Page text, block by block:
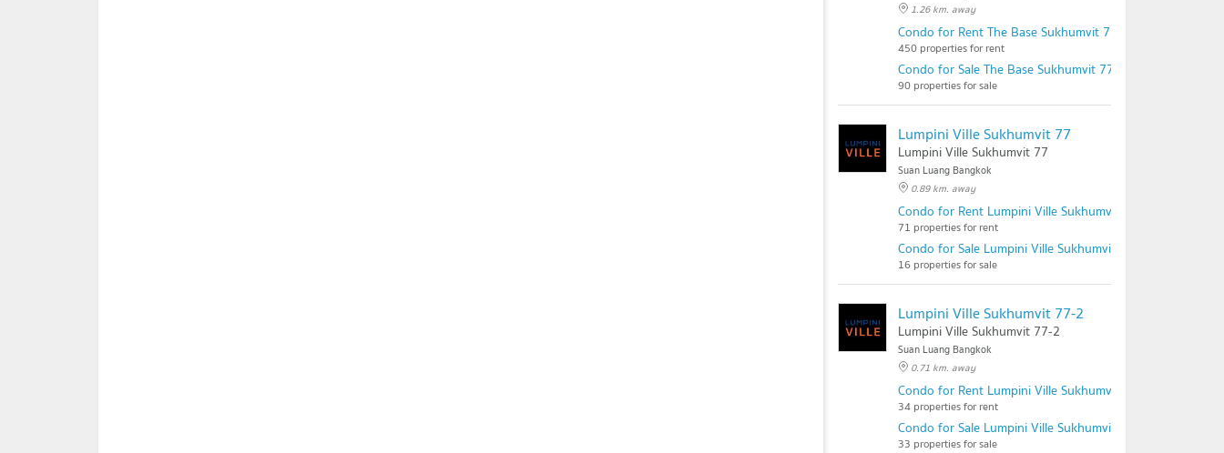
1.26 km. away
Condo for Rent The Base Sukhumvit 77
450 properties for rent
Condo for Sale The Base Sukhumvit 77
90 properties for sale
Lumpini Ville Sukhumvit 77
Lumpini Ville Sukhumvit 77
Suan Luang Bangkok
0.89 km. away
Condo for Rent Lumpini Ville Sukhumvit 77
71 properties for rent
Condo for Sale Lumpini Ville Sukhumvit 77
16 properties for sale
Lumpini Ville Sukhumvit 77-2
Lumpini Ville Sukhumvit 77-2
Suan Luang Bangkok
0.71 km. away
Condo for Rent Lumpini Ville Sukhumvit 77-2
34 properties for rent
Condo for Sale Lumpini Ville Sukhumvit 77-2
33 properties for sale